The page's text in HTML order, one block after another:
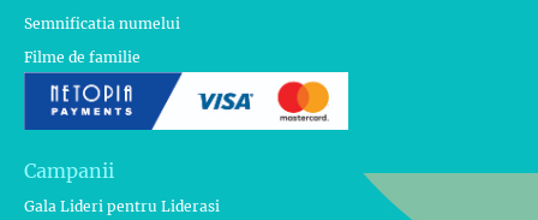
Semnificatia numelui
Filme de familie
Campanii
Gala Lideri pentru Liderasi